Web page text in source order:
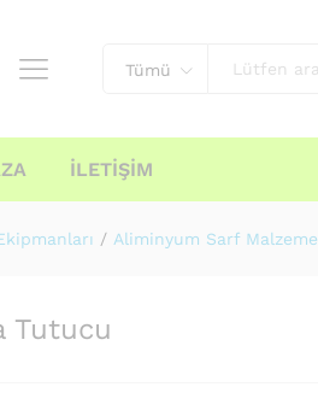
Tümü
İLETIŞIM
/ Aliminyum Sarf Malzeme
Tutucu